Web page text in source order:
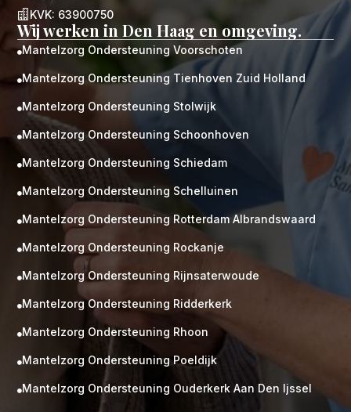
 KVK: 63900750
Wij werken in Den Haag en omgeving.
Mantelzorg Ondersteuning Voorschoten
Mantelzorg Ondersteuning Tienhoven Zuid Holland
Mantelzorg Ondersteuning Stolwijk
Mantelzorg Ondersteuning Schoonhoven
Mantelzorg Ondersteuning Schiedam
Mantelzorg Ondersteuning Schelluinen
Mantelzorg Ondersteuning Rotterdam Albrandswaard
Mantelzorg Ondersteuning Rockanje
Mantelzorg Ondersteuning Rijnsaterwoude
Mantelzorg Ondersteuning Ridderkerk
Mantelzorg Ondersteuning Rhoon
Mantelzorg Ondersteuning Poeldijk
Mantelzorg Ondersteuning Ouderkerk Aan Den Ijssel